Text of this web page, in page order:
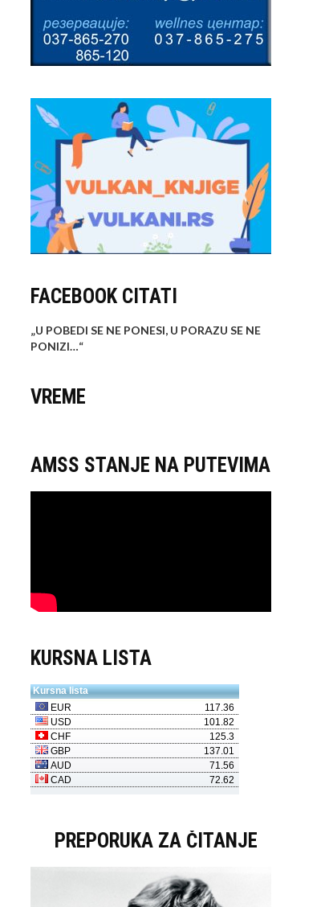
FACEBOOK CITATI
„U POBEDI SE NE PONESI, U PORAZU SE NE
PONIZI…“
VREME
AMSS STANJE NA PUTEVIMA
KURSNA LISTA
PREPORUKA ZA ČITANJE